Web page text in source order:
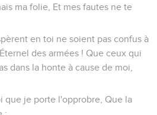
ma folie, Et mes fautes ne te
en toi ne soient pas confus à
des armées ! Que ceux qui
dans la honte à cause de moi,
que je porte l'opprobre, Que la